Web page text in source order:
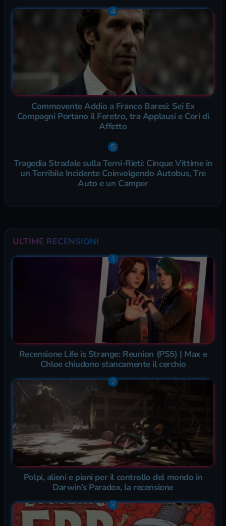
Commovente Addio a Franco Baresi: Sei Ex
Compagni Portano il Feretro, tra Applausi e Cori di
Affetto
Tragedia Stradale sulla Terni-Rieti: Cinque Vittime in
un Terribile Incidente Coinvolgendo Autobus, Tre
Auto e un Camper
ULTIME RECENSIONI
Recensione Life is Strange: Reunion (PS5) | Max e
Chloe chiudono stancamente il cerchio
Polpi, alieni e piani per il controllo del mondo in
Darwin’s Paradox, la recensione